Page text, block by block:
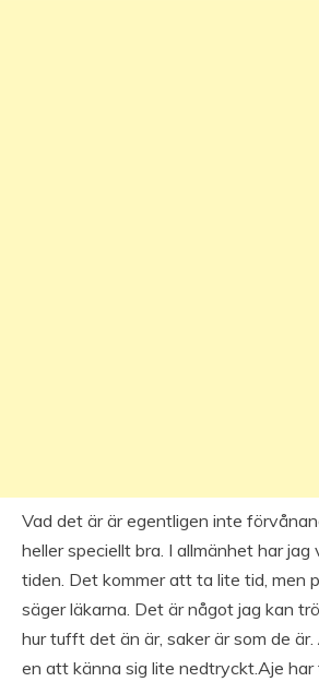
Vad det är är egentligen inte
heller speciellt bra. I allmänhet har jag
tiden. Det kommer att ta lite tid, men
säger läkarna. Det är något jag kan
hur tufft det än är, saker är som de
en att känna sig lite nedtryckt.Aje har